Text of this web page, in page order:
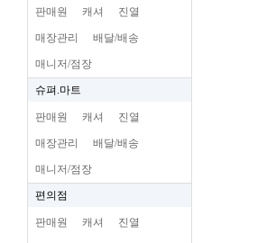
판매원 캐셔 진열
매장관리 배달/배송
매니저/점장
슈펴.마트
판매원 캐셔 진열
매장관리 배달/배송
매니저/점장
편의점
판매원 캐셔 진열